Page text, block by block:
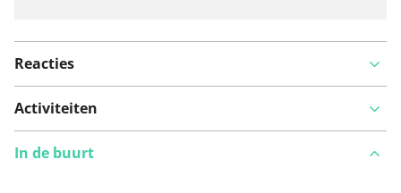
Reacties
Activiteiten
In de buurt